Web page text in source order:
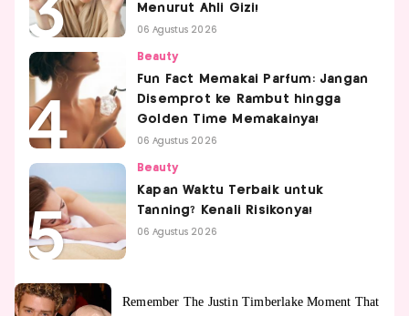
Menurut Ahli Gizi!
06 Agustus 2026
Beauty
Fun Fact Memakai Parfum: Jangan
Disemprot ke Rambut hingga
Golden Time Memakainya!
06 Agustus 2026
Beauty
Kapan Waktu Terbaik untuk
Tanning? Kenali Risikonya!
06 Agustus 2026